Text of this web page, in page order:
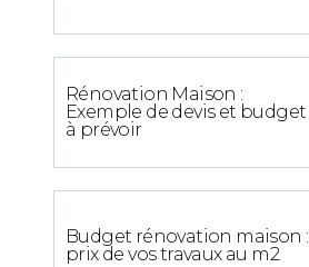
Rénovation Maison :
Exemple de devis et budget
à prévoir
Budget rénovation maison :
prix de vos travaux au m2